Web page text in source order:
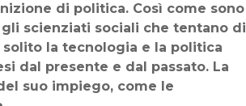
di politica. Così come sono
scienziati sociali che tentano di
la tecnologia e la politica
dal presente e dal passato. La
suo impiego, come le